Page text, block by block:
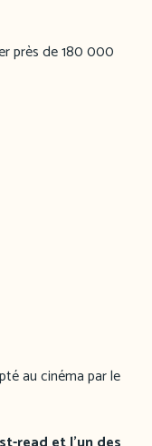
près de 180 000
au cinéma par le